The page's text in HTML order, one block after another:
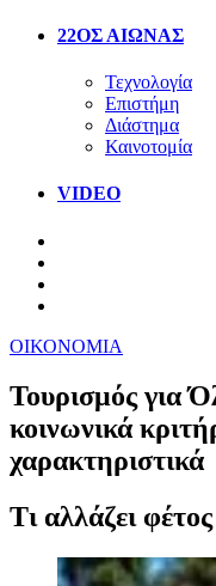
22ΟΣ ΑΙΩΝΑΣ
Τεχνολογία
Επιστήμη
Διάστημα
Καινοτομία
VIDEO
ΟΙΚΟΝΟΜΙΑ
Τουρισμός για
κοινωνικά
χαρακτηριστικά
Τι αλλάζει